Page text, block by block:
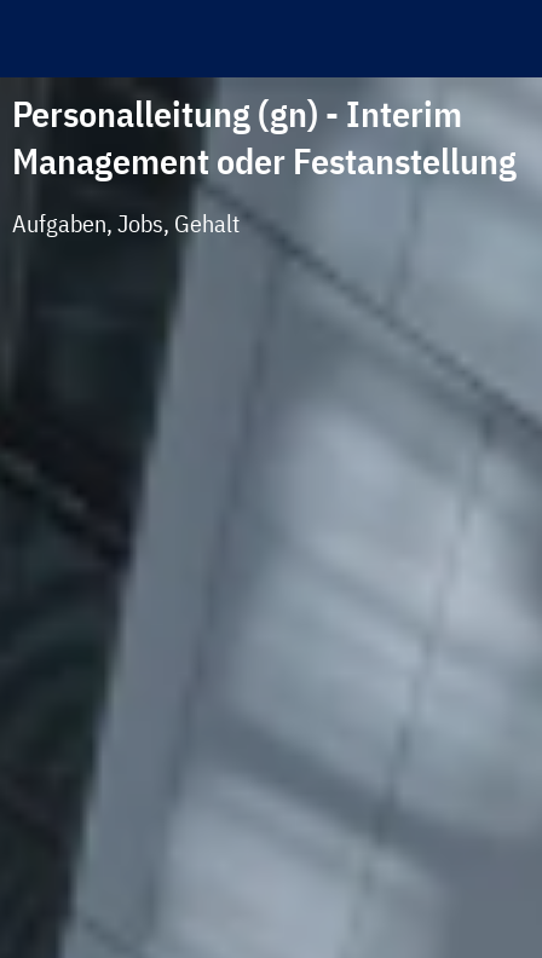
Personalleitung (gn) - Interim
Management oder Festanstellung
Aufgaben, Jobs, Gehalt